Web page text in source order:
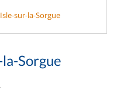
sur-la-Sorgue
Sorgue